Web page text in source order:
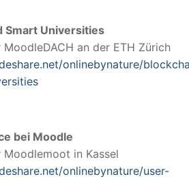
Smart Universities
an der ETH Zürich
onlinebynature/
bei Moodle
in Kassel
onlinebynature/user-